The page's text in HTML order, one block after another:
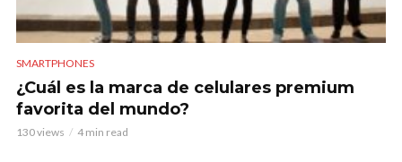
SMARTPHONES
¿Cuál es la marca de celulares premium
favorita del mundo?
130 views 4 min read